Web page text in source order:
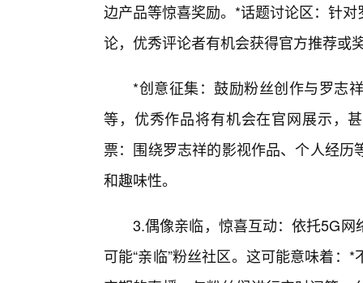
边产品等惊喜奖励。*话题讨论区：针
论，优秀评论者有机会获得官方推荐或
*创意征集：鼓励粉丝创作与罗志
等，优秀作品将有机会在官网展示，
票：围绕罗志祥的影视作品、个人经
和趣味性。
3.偶像亲临，惊喜互动：依托5G
可能“亲临”粉丝社区。这可能意味着：